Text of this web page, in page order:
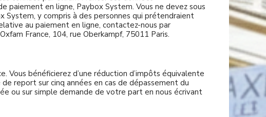
en ligne, Paybox System. Vous ne devez sous
System, y compris à des personnes qui prétendraient
au paiement en ligne, contactez-nous par
France, 104, rue Oberkampf, 75011 Paris.
bénéficierez d’une réduction d’impôts équivalente
report sur cinq années en cas de dépassement du
ou sur simple demande de votre part en nous écrivant